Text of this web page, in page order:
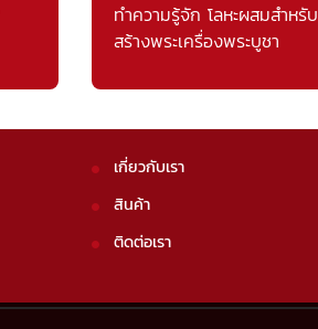
ทำความรู้จัก โลหะผสมสำหรับ
สร้างพระเครื่องพระบูชา
เกี่ยวกับเรา
สินค้า
ติดต่อเรา